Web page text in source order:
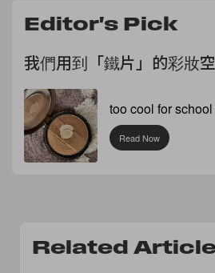
Editor's Pick
我們用到「鐵片」的彩妝
too cool for
Read Now
Related